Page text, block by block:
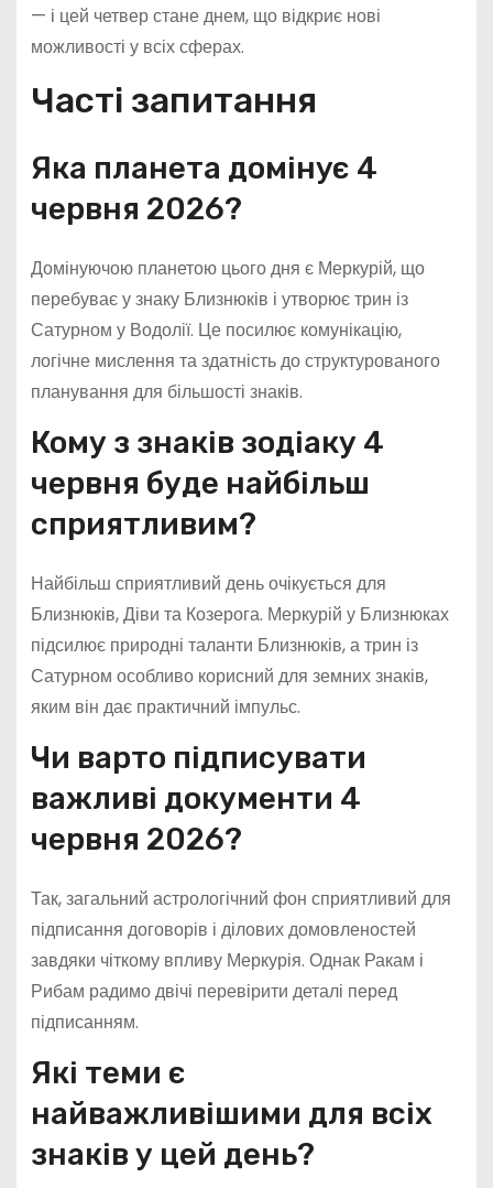
— і цей четвер стане днем, що відкриє нові
можливості у всіх сферах.
Часті запитання
Яка планета домінує 4
червня 2026?
Домінуючою планетою цього дня є Меркурій, що
перебуває у знаку Близнюків і утворює трин із
Сатурном у Водолії. Це посилює комунікацію,
логічне мислення та здатність до структурованого
планування для більшості знаків.
Кому з знаків зодіаку 4
червня буде найбільш
сприятливим?
Найбільш сприятливий день очікується для
Близнюків, Діви та Козерога. Меркурій у Близнюках
підсилює природні таланти Близнюків, а трин із
Сатурном особливо корисний для земних знаків,
яким він дає практичний імпульс.
Чи варто підписувати
важливі документи 4
червня 2026?
Так, загальний астрологічний фон сприятливий для
підписання договорів і ділових домовленостей
завдяки чіткому впливу Меркурія. Однак Ракам і
Рибам радимо двічі перевірити деталі перед
підписанням.
Які теми є
найважливішими для всіх
знаків у цей день?